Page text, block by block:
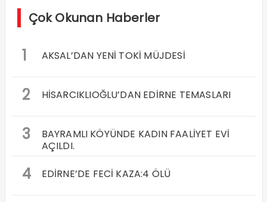
Çok Okunan Haberler
1 AKSAL’DAN YENİ TOKİ MÜJDESİ
2 HİSARCIKLIOĞLU’DAN EDİRNE TEMASLARI
3
BAYRAMLI KÖYÜNDE KADIN FAALİYET EVİ
AÇILDI.
4 EDİRNE’DE FECİ KAZA:4 ÖLÜ